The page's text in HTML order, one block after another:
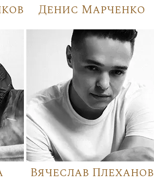
Денис Марченко
Вячеслав Плеханов